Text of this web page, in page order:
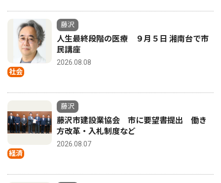
社会
藤沢
人生最終段階の医療 ９月５日 湘南台で市
民講座
2026.08.08
経済
藤沢
藤沢市建設業協会 市に要望書提出 働き
方改革・入札制度など
2026.08.07